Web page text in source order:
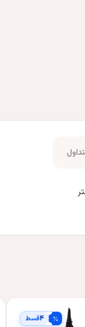
۴قسط